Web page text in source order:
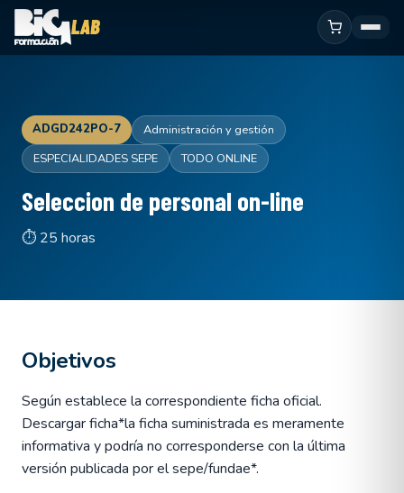
ADGD242PO-7
Administración y gestión
ESPECIALIDADES SEPE
TODO ONLINE
Seleccion de personal on-line
⏱ 25 horas
Objetivos
Según establece la correspondiente ficha oficial.
Descargar ficha*la ficha suministrada es meramente
informativa y podría no corresponderse con la última
versión publicada por el sepe/fundae*.